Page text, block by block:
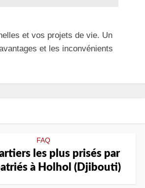
et vos projets de vie. Un
et les inconvénients
FAQ
les plus prisés par
à Holhol (Djibouti)